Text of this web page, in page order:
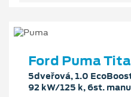
Ford Puma
5dveřová, 1.0
92 kW/125 k, 6st.